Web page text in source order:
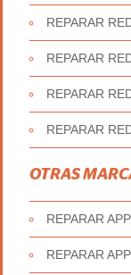
REPARAR
REPARAR
REPARAR
REPARAR
OTRAS
REPARAR
REPARAR